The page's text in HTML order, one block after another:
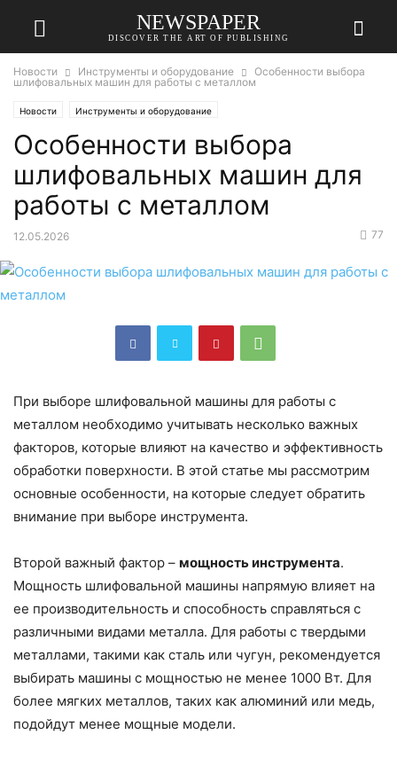
NEWSPAPER
DISCOVER THE ART OF PUBLISHING
Новости Инструменты и оборудование
Особенности выбора
шлифовальных машин для работы с металлом
Новости Инструменты и оборудование
Особенности выбора
шлифовальных машин для
работы с металлом
12.05.2026 77
При выборе шлифовальной машины для работы с
металлом необходимо учитывать несколько важных
факторов, которые влияют на качество и эффективность
обработки поверхности. В этой статье мы рассмотрим
основные особенности, на которые следует обратить
внимание при выборе инструмента.
Второй важный фактор – мощность инструмента.
Мощность шлифовальной машины напрямую влияет на
ее производительность и способность справляться с
различными видами металла. Для работы с твердыми
металлами, такими как сталь или чугун, рекомендуется
выбирать машины с мощностью не менее 1000 Вт. Для
более мягких металлов, таких как алюминий или медь,
подойдут менее мощные модели.